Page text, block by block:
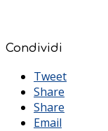
Condividi
Tweet
Share
Share
Email